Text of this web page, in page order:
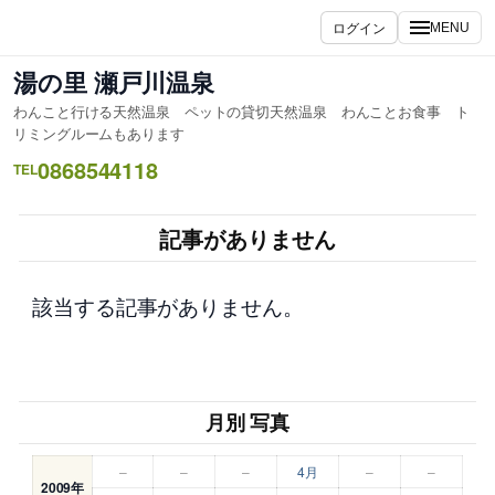
を
ス
キ
ッ
プ
ログイン MENU
湯の里 瀬戸川温泉
わんこと行ける天然温泉 ペットの貸切天然温泉 わんことお食事 ト
リミングルームもあります
TEL0868544118
記事がありません
該当する記事がありません。
月別 写真
2009年
– – – 4月 –
–